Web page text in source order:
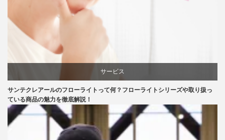
サービス
口コミ
評判
サンテクレアールのフローライトって何？フローライトシリーズや取り扱っ
ている商品の魅力を徹底解説！